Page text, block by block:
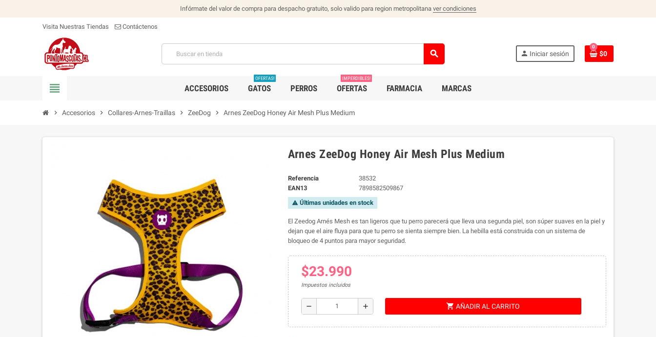
Infórmate del valor de compra para despacho gratuito, solo valido para region metropolitana ver condiciones
Visita Nuestras Tiendas Contáctenos
search person Iniciar sesión
0
$0
view_headline ACCESORIOS GATOS
OFERTAS!
PERROS OFERTAS
IMPERDIBLES!
FARMACIA MARCAS
chevron_right Accesorios chevron_right Collares-Arnes-Traillas chevron_right ZeeDog chevron_right Arnes ZeeDog Honey Air Mesh Plus Medium
Arnes ZeeDog Honey Air Mesh Plus Medium
Referencia
38532
EAN13
7898582509867
warning Últimas unidades en stock
El Zeedog Arnés Mesh es tan ligeros que tu perro parecerá que lleva una segunda piel, son súper suaves en la piel y
dejan que el aire fluya para que tu perro se sienta siempre bien. La hebilla está construida con un sistema de
bloqueo de 4 puntos para mayor seguridad.
$23.990
Impuestos incluidos
remove add shopping_cart AÑADIR AL CARRITO